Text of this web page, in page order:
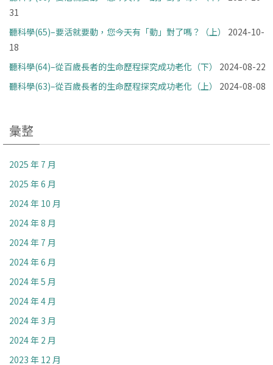
31
聽科學(65)–要活就要動，您今天有「動」對了嗎？（上）
2024-10-
18
聽科學(64)–從百歲長者的生命歷程探究成功老化（下）
2024-08-22
聽科學(63)–從百歲長者的生命歷程探究成功老化（上）
2024-08-08
彙整
2025 年 7 月
2025 年 6 月
2024 年 10 月
2024 年 8 月
2024 年 7 月
2024 年 6 月
2024 年 5 月
2024 年 4 月
2024 年 3 月
2024 年 2 月
2023 年 12 月